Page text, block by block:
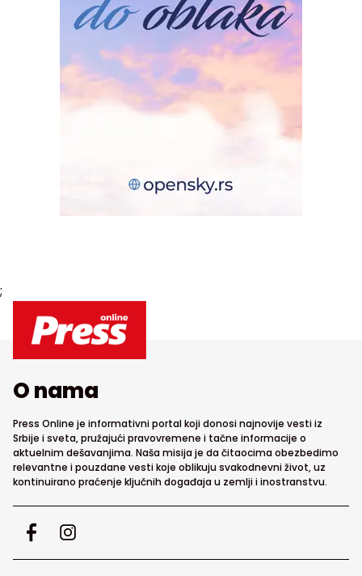
;
O nama
Press Online je informativni portal koji donosi najnovije vesti iz
Srbije i sveta, pružajući pravovremene i tačne informacije o
aktuelnim dešavanjima. Naša misija je da čitaocima obezbedimo
relevantne i pouzdane vesti koje oblikuju svakodnevni život, uz
kontinuirano praćenje ključnih događaja u zemlji i inostranstvu.